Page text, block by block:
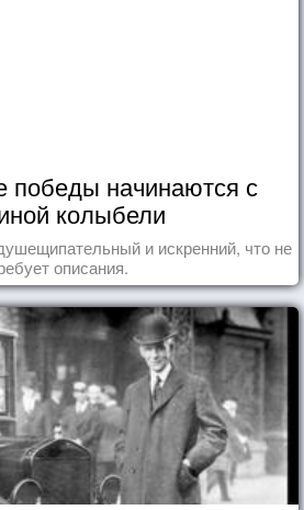
победы начинаются с
колыбели
и искренний, что не
описания.